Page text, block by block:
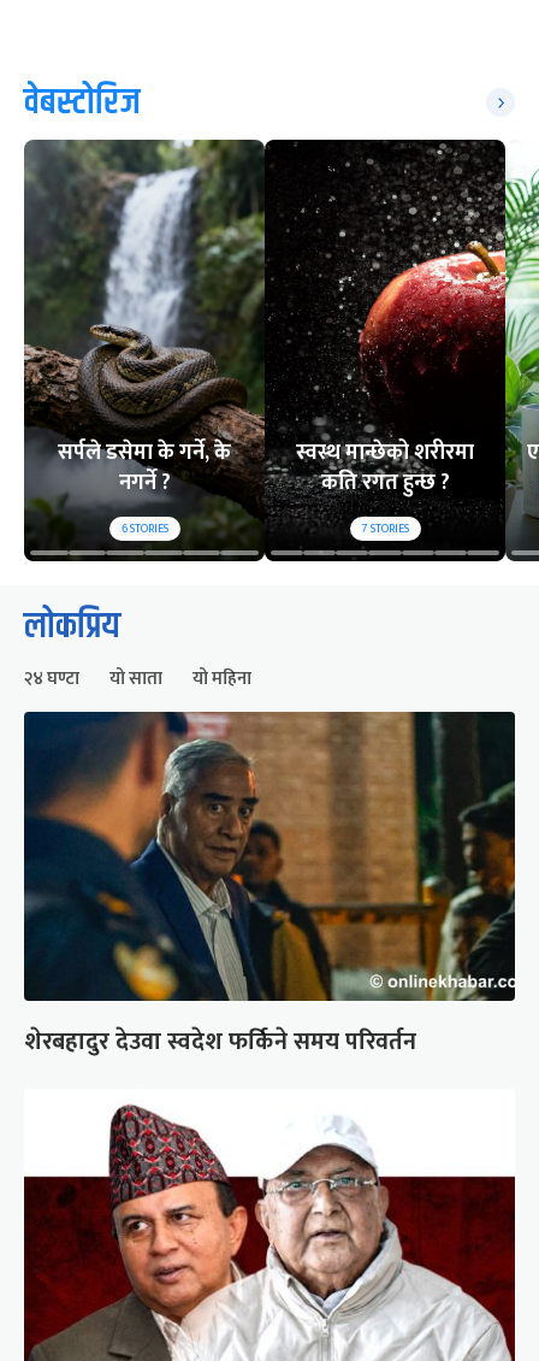
वेबस्टोरिज
सर्पले डसेमा के गर्ने, के
नगर्ने ?
6STORIES
स्वस्थ मान्छेको शरीरमा
कति रगत हुन्छ ?
7STORIES
लोकप्रिय
२४ घण्टा यो साता यो महिना
शेरबहादुर देउवा स्वदेश फर्किने समय परिवर्तन